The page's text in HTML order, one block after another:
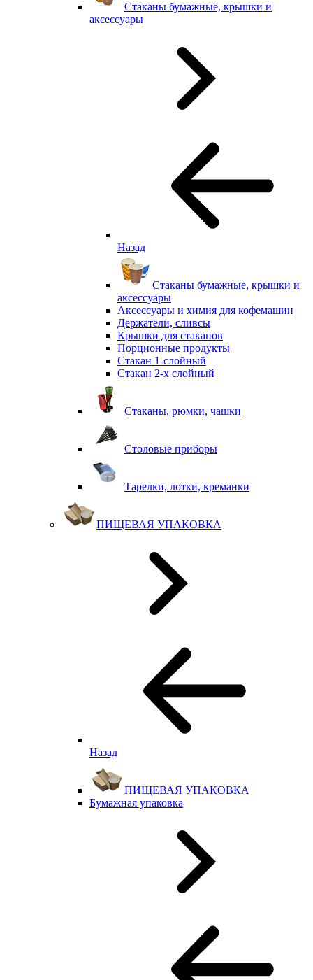
Стаканы бумажные, крышки и
аксессуары
Назад
Стаканы бумажные, крышки и
аксессуары
Аксессуары и химия для кофемашин
Держатели, сливсы
Крышки для стаканов
Порционные продукты
Стакан 1-слойный
Стакан 2-х слойный
Стаканы, рюмки, чашки
Столовые приборы
Тарелки, лотки, креманки
ПИЩЕВАЯ УПАКОВКА
Назад
ПИЩЕВАЯ УПАКОВКА
Бумажная упаковка